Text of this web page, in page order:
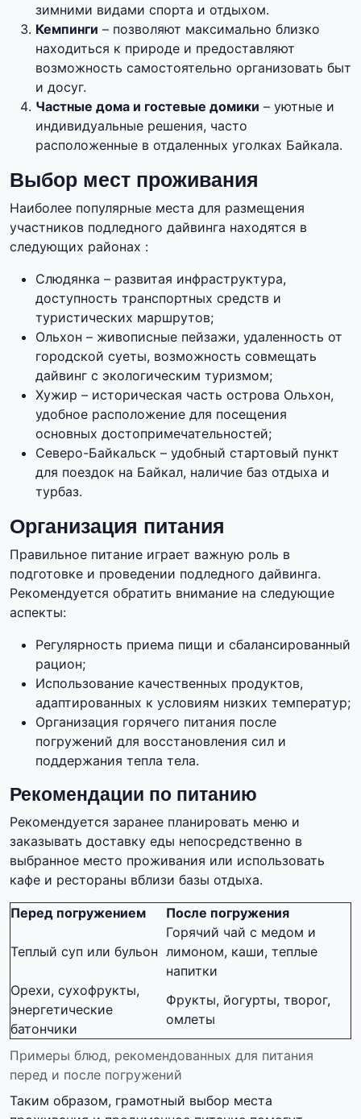
зимними видами спорта и отдыхом.
Кемпинги – позволяют максимально близко
находиться к природе и предоставляют
возможность самостоятельно организовать быт
и досуг.
Частные дома и гостевые домики – уютные и
индивидуальные решения, часто
расположенные в отдаленных уголках Байкала.
Выбор мест проживания
Наиболее популярные места для размещения
участников подледного дайвинга находятся в
следующих районах :
Слюдянка – развитая инфраструктура,
доступность транспортных средств и
туристических маршрутов;
Ольхон – живописные пейзажи, удаленность от
городской суеты, возможность совмещать
дайвинг с экологическим туризмом;
Хужир – историческая часть острова Ольхон,
удобное расположение для посещения
основных достопримечательностей;
Северо-Байкальск – удобный стартовый пункт
для поездок на Байкал, наличие баз отдыха и
турбаз.
Организация питания
Правильное питание играет важную роль в
подготовке и проведении подледного дайвинга.
Рекомендуется обратить внимание на следующие
аспекты:
Регулярность приема пищи и сбалансированный
рацион;
Использование качественных продуктов,
адаптированных к условиям низких температур;
Организация горячего питания после
погружений для восстановления сил и
поддержания тепла тела.
Рекомендации по питанию
Рекомендуется заранее планировать меню и
заказывать доставку еды непосредственно в
выбранное место проживания или использовать
кафе и рестораны вблизи базы отдыха.
Примеры блюд, рекомендованных для питания
перед и после погружений
Перед погружением После погружения
Теплый суп или бульон
Горячий чай с медом и
лимоном, каши, теплые
напитки
Орехи, сухофрукты,
энергетические
батончики
Фрукты, йогурты, творог,
омлеты
Таким образом, грамотный выбор места